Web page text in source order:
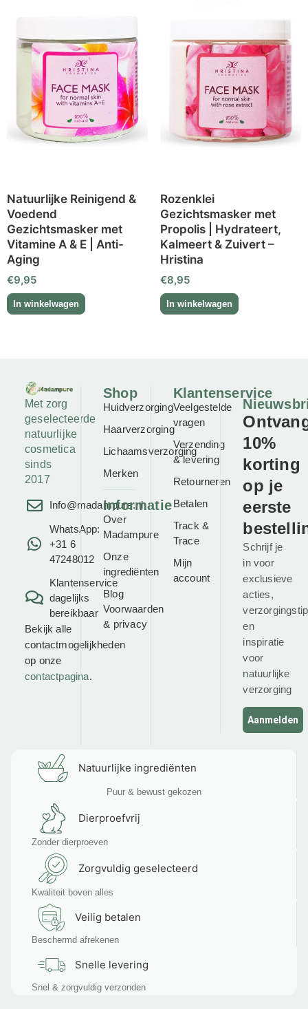
Natuurlijke Reinigend &
Voedend
Gezichtsmasker met
Vitamine A & E | Anti-
Aging
€9,95
Rozenklei
Gezichtsmasker met
Propolis | Hydrateert,
Kalmeert & Zuivert –
Hristina
€8,95
Met zorg
geselecteerde
natuurlijke
cosmetica
sinds
2017
Info@madampure.nl
WhatsApp:
+31 6
47248012
Klantenservice
dagelijks
bereikbaar
Bekijk alle
contactmogelijkheden
op onze
contactpagina.
Shop
Huidverzorging
Haarverzorging
Lichaamsverzorging
Merken
Informatie
Over
Madampure
Onze
ingrediënten
Blog
Voorwaarden
& privacy
Klantenservice
Veelgestelde
vragen
Verzending
& levering
Retourneren
Betalen
Track &
Trace
Mijn
account
10%
korting
op je
eerste
Schrijf je
in voor
exclusieve
acties,
en
inspiratie
voor
natuurlijke
verzorging
Aanmelden
Natuurlijke ingrediënten
Puur & bewust gekozen
Dierproefvrij
Zonder dierproeven
Zorgvuldig geselecteerd
Kwaliteit boven alles
Veilig betalen
Beschermd afrekenen
Snelle levering
Snel & zorgvuldig verzonden